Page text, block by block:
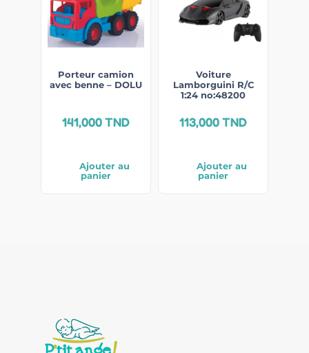
Porteur camion
avec benne – DOLU
141,000TND
Ajouter au
panier
Voiture
Lamborguini R/C
1:24 no:48200
113,000TND
Ajouter au
panier